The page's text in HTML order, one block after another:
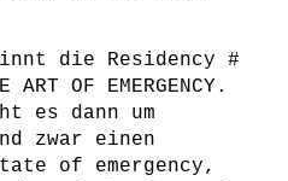
die Residency #
OF EMERGENCY.
es dann um
zwar einen
of emergency,